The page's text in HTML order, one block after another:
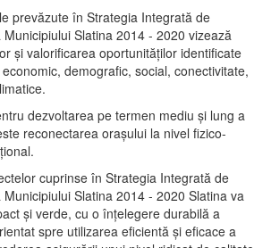
prevăzute în Strategia Integrată de
Slatina 2014 - 2020 vizează
şi valorificarea oportunităţilor identificate
demografic, social, conectivitate,
dezvoltarea pe termen mediu şi lung a
reconectarea oraşului la nivel fizico-
cuprinse în Strategia Integrată de
Slatina 2014 - 2020 Slatina va
şi verde, cu o înţelegere durabilă a
spre utilizarea eficientă şi eficace a